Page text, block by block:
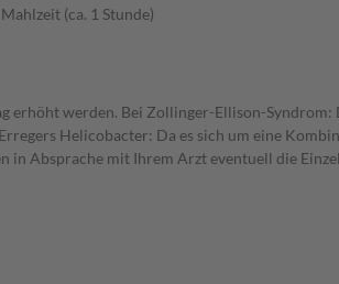
(ca. 1 Stunde)
erhöht werden. Bei Zollinger-Ellison-
Helicobacter: Da es sich um eine
Absprache mit Ihrem Arzt eventuell die